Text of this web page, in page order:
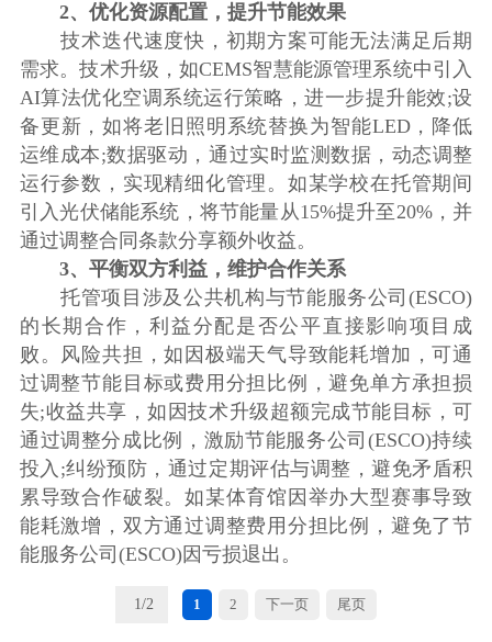
2、优化资源配置，提升节能效果
技术迭代速度快，初期方案可能无法满足后期
需求。技术升级，如CEMS智慧能源管理系统中引入
AI算法优化空调系统运行策略，进一步提升能效;设
备更新，如将老旧照明系统替换为智能LED，降低
运维成本;数据驱动，通过实时监测数据，动态调整
运行参数，实现精细化管理。如某学校在托管期间
引入光伏储能系统，将节能量从15%提升至20%，并
通过调整合同条款分享额外收益。
3、平衡双方利益，维护合作关系
托管项目涉及公共机构与节能服务公司(ESCO)
的长期合作，利益分配是否公平直接影响项目成
败。风险共担，如因极端天气导致能耗增加，可通
过调整节能目标或费用分担比例，避免单方承担损
失;收益共享，如因技术升级超额完成节能目标，可
通过调整分成比例，激励节能服务公司(ESCO)持续
投入;纠纷预防，通过定期评估与调整，避免矛盾积
累导致合作破裂。如某体育馆因举办大型赛事导致
能耗激增，双方通过调整费用分担比例，避免了节
能服务公司(ESCO)因亏损退出。
1/2 1 2 下一页 尾页